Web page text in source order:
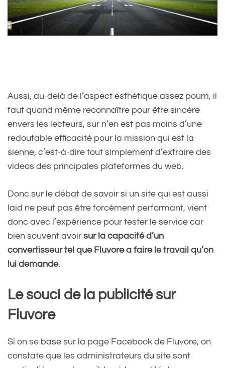
Aussi, au-delà de l’aspect esthétique assez pourri, il
faut quand même reconnaître pour être sincère
envers les lecteurs, sur n’en est pas moins d’une
redoutable efficacité pour la mission qui est la
sienne, c’est-à-dire tout simplement d’extraire des
videos des principales plateformes du web.
Donc sur le débat de savoir si un site qui est aussi
laid ne peut pas être forcément performant, vient
donc avec l’expérience pour tester le service car
bien souvent avoir sur la capacité d’un
convertisseur tel que Fluvore a faire le travail qu’on
lui demande.
Le souci de la publicité sur
Fluvore
Si on se base sur la page Facebook de Fluvore, on
constate que les administrateurs du site sont